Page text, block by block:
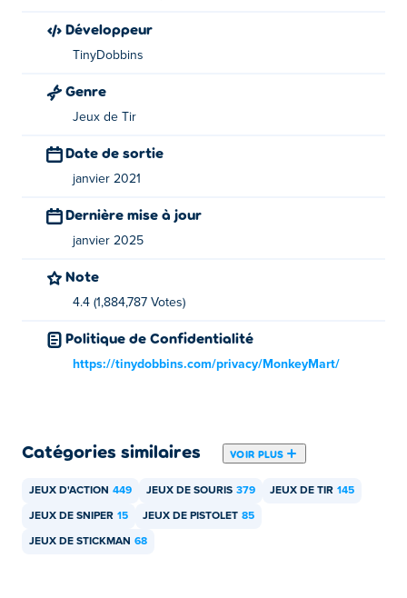
Qui a créé Stick Merge ?
autres jeux de fusion sur Poki:
Merge Gangster Cars
Développeur
TinyDobbins
Genre
Jeux de Tir
Date de sortie
janvier 2021
Dernière mise à jour
janvier 2025
Note
4.4 (1,884,787 Votes)
Politique de Confidentialité
https://tinydobbins.com/privacy/MonkeyMart/
Catégories similaires VOIR PLUS
JEUX D'ACTION 449 JEUX DE SOURIS 379 JEUX DE TIR 145
JEUX DE SNIPER 15 JEUX DE PISTOLET 85
JEUX DE STICKMAN 68